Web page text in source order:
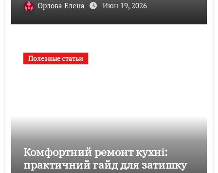
Орлова Елена Июн 19, 2026
Полезные статьи
Комфортний ремонт кухні:
практичний гайд для затишку